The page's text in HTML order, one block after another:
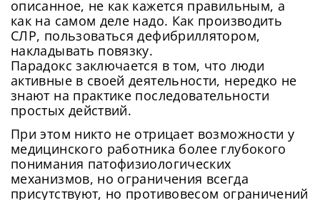
описанное, не как кажется правильным, а
как на самом деле надо. Как производить
СЛР, пользоваться дефибриллятором,
накладывать повязку.
Парадокс заключается в том, что люди
активные в своей деятельности, нередко не
знают на практике последовательности
простых действий.
При этом никто не отрицает возможности у
медицинского работника более глубокого
понимания патофизиологических
механизмов, но ограничения всегда
присутствуют, но противовесом ограничений